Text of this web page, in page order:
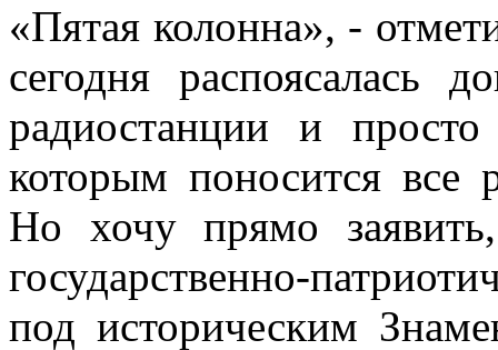
«Пятая колонна», -
сегодня распоясалась
радиостанции и
которым поносится все
Но хочу прямо
государственно-
под историческим